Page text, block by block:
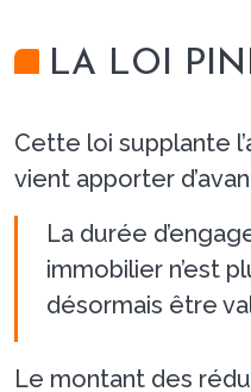
LA LOI
Cette loi supplante
vient apporter
La durée
immobilier n’est
désormais être
Le montant des